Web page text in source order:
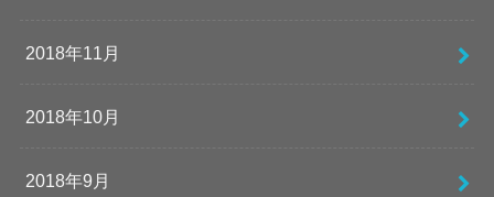
2018年11月
2018年10月
2018年9月